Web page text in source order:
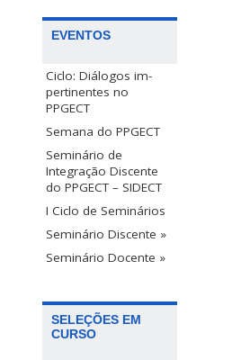
EVENTOS
Ciclo: Diálogos im-
pertinentes no
PPGECT
Semana do PPGECT
Seminário de
Integração Discente
do PPGECT – SIDECT
I Ciclo de Seminários
Seminário Discente »
Seminário Docente »
SELEÇÕES EM
CURSO